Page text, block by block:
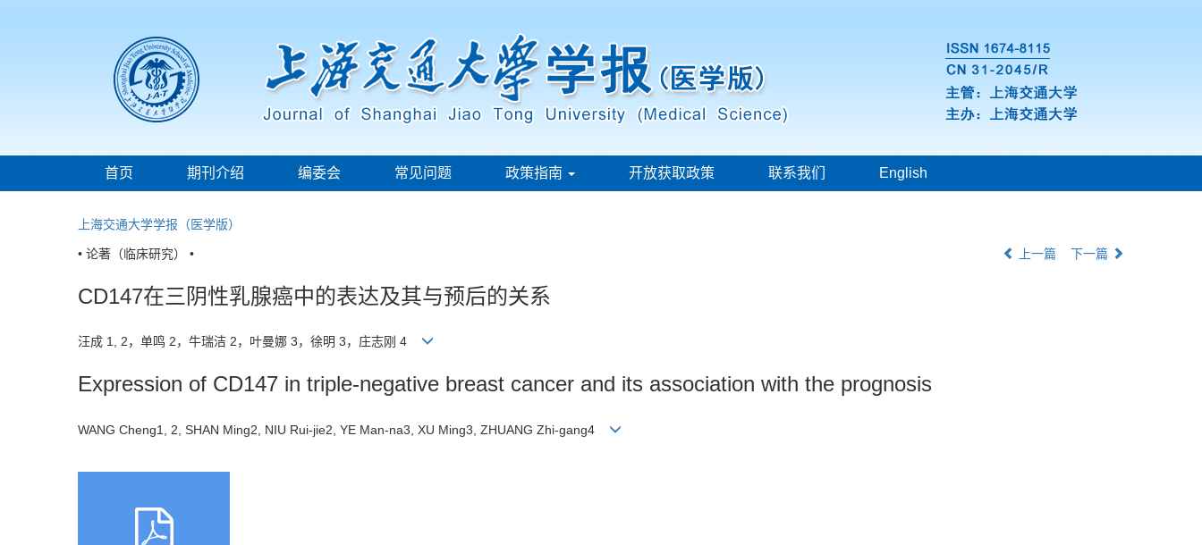
首页 期刊介绍 编委会 常见问题 政策指南 开放获取政策 联系我们 English
上海交通大学学报（医学版）
• 论著（临床研究） • 上一篇 下一篇
CD147在三阴性乳腺癌中的表达及其与预后的关系
汪成 1, 2，单鸣 2，牛瑞洁 2，叶曼娜 3，徐明 3，庄志刚 4
Expression of CD147 in triple-negative breast cancer and its association with the prognosis
WANG Cheng1, 2, SHAN Ming2, NIU Rui-jie2, YE Man-na3, XU Ming3, ZHUANG Zhi-gang4